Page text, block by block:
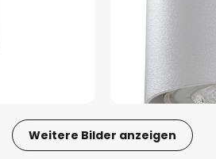
Weitere Bilder anzeigen